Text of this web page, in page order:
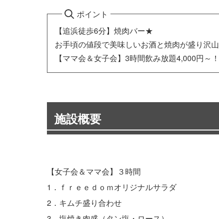
ポイント
【追浜徒歩6分】焼肉バー★
お手頃の値段で美味しいお酒と焼肉が盛り沢
【ママ会＆女子会】3時間飲み放題4,000円～
施設概要
【女子会＆ママ会】３時間
1．ｆｒｅｅｄｏｍオリジナルサラダ
2．キムチ盛り合わせ